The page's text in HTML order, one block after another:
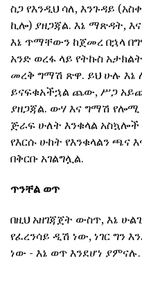
ስጋ የእንዲህ ሳለ, እንጉዳይ
ኪሎ) ያዘጋጃል. እኔ ማጽዳት,
እኔ ጥማቸውን ከጀመረ በኋላ
አንድ ወረፋ ላይ የትኩስ
መረቅ ግማሽ ጽዋ. ይህ ሁሉ እኔ
ይናፍቁአችኋል ጨው, ሥጋ
ያዘጋጃል. ውሃ እና ግማሽ
ጅራፍ ሁለት እንቁላል
የእርሱ ሁከት የእንቁላልን ጫና
በቅርቡ አገልግሏል.
ጥንቸል ወጥ
በዚህ አዘገጃጀት ውስጥ, እኔ
የፈረንሳይ ዲሽ ነው, ነገር ግን
ነው - እኔ ወጥ እንደሆነ ያምናሉ.